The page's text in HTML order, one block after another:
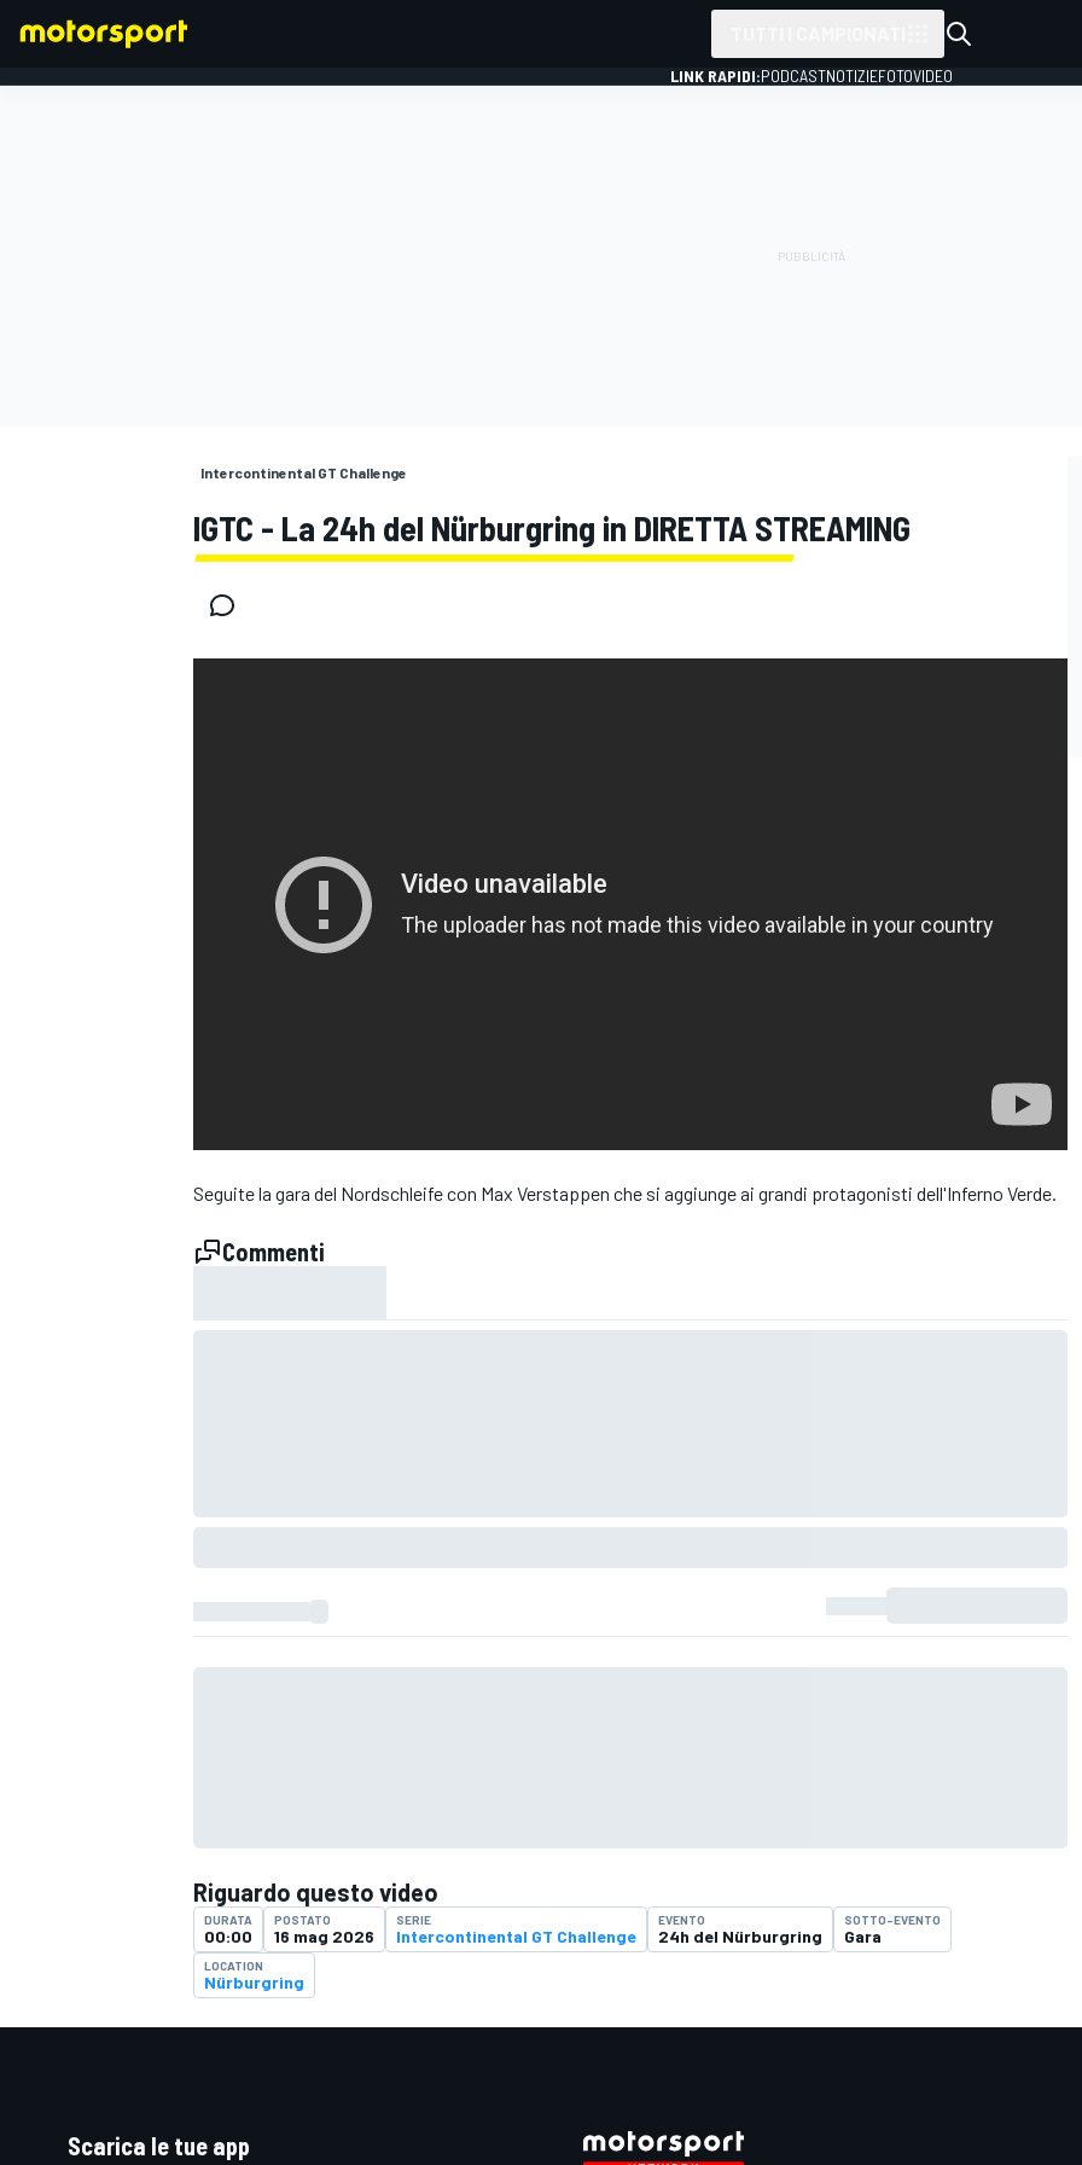
MOTOGP WEC
LINK RAPIDI:PODCASTNOTIZIEFOTOVIDEO
Intercontinental GT Challenge
IGTC - La 24h del Nürburgring in DIRETTA STREAMING
Seguite la gara del Nordschleife con Max Verstappen che si aggiunge ai grandi protagonisti dell'Inferno Verde.
Commenti
Riguardo questo video
DURATA
00:00
POSTATO
16 mag 2026
SERIE
Intercontinental GT Challenge
EVENTO
24h del Nürburgring
SOTTO-EVENTO
Gara
LOCATION
Nürburgring
Scarica le tue app